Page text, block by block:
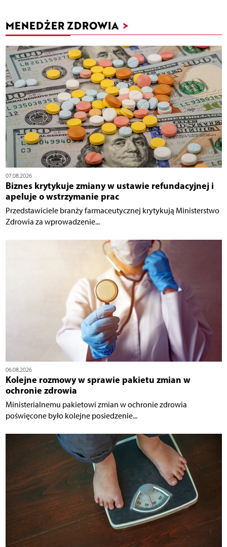
MENEDŻER ZDROWIA >
07.08.2026
Biznes krytykuje zmiany w ustawie refundacyjnej i
apeluje o wstrzymanie prac
Przedstawiciele branży farmaceutycznej krytykują Ministerstwo
Zdrowia za wprowadzenie...
06.08.2026
Kolejne rozmowy w sprawie pakietu zmian w
ochronie zdrowia
Ministerialnemu pakietowi zmian w ochronie zdrowia
poświęcone było kolejne posiedzenie...